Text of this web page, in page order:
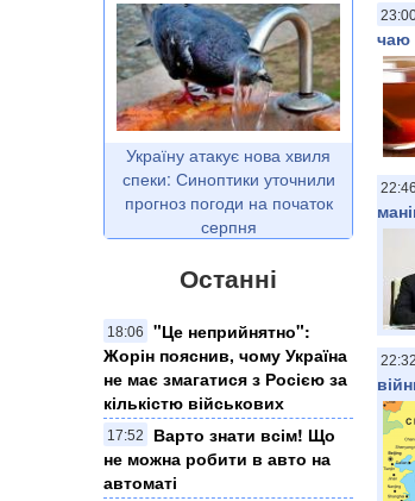
Україну атакує нова хвиля
спеки: Синоптики уточнили
прогноз погоди на початок
серпня
Останні
18:06
"Це неприйнятно":
Жорін пояснив, чому Україна
не має змагатися з Росією за
кількістю військових
17:52
Варто знати всім! Що
не можна робити в авто на
автоматі
чаю
22:46
22:32